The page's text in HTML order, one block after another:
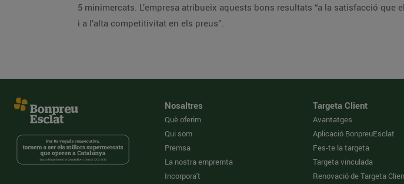
5 minimercats. L’empresa atribueix aquests bons resultats “a la satisfacció
i a l’alta competitivitat en els preus”.
Nosaltres
Què oferim
Qui som
Premsa
La nostra empremta
Incorpora't
Targeta Client
Avantatges
Aplicació BonpreuEsclat
Fes-te la targeta
Targeta vinculada
Renovació de Targeta